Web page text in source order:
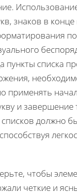
знаков в
пункты списка
применять
и завершение
должно
чтобы
четкие и